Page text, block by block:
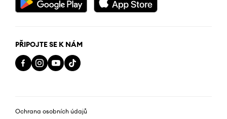
PŘIPOJTE SE K NÁM
Ochrana osobních údajů